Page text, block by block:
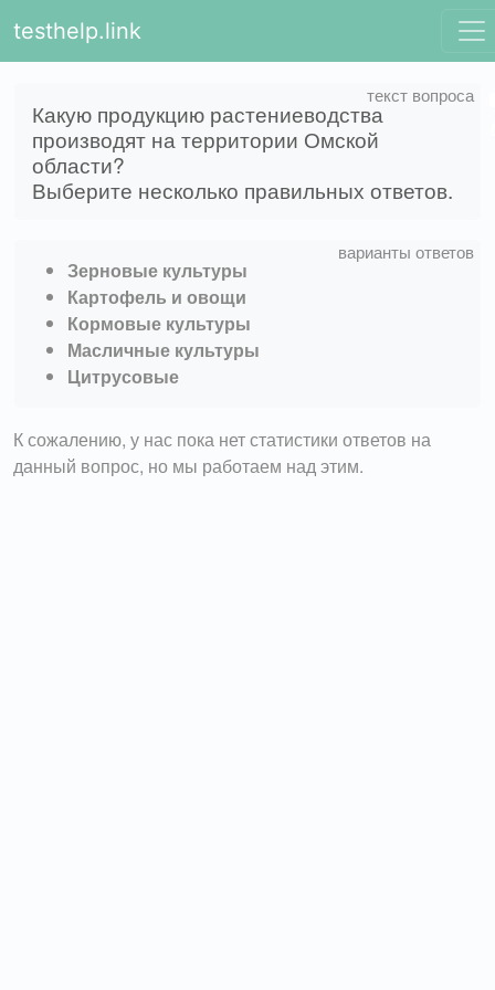
testhelp.link
Какую продукцию растениеводства
производят на территории Омской
области?
Выберите несколько правильных ответов.
Зерновые культуры
Картофель и овощи
Кормовые культуры
Масличные культуры
Цитрусовые
К сожалению, у нас пока нет статистики ответов на
данный вопрос, но мы работаем над этим.